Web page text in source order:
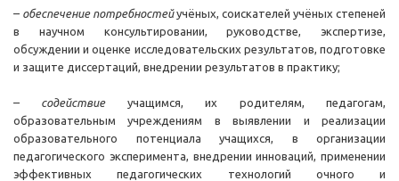
– обеспечение потребностейучёных, соискателей учёных степеней
в научном консультировании, руководстве, экспертизе,
обсуждении и оценке исследовательских результатов, подготовке
и защите диссертаций, внедрении результатов в практику;
– содействиеучащимся, их родителям, педагогам,
образовательным учреждениям в выявлении и реализации
образовательного потенциала учащихся, в организации
педагогического эксперимента, внедрении инноваций, применении
эффективных педагогических технологий очного и